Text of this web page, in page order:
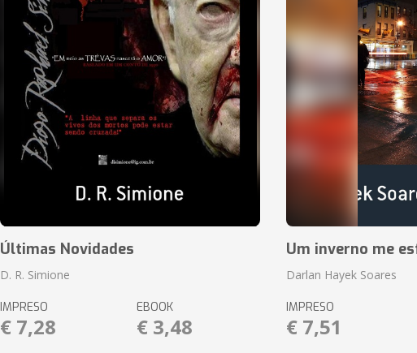
Últimas Novidades
D. R. Simione
IMPRESO
€ 7,28
EBOOK
€ 3,48
Um inverno me
Darlan Hayek Soares
IMPRESO
€ 7,51